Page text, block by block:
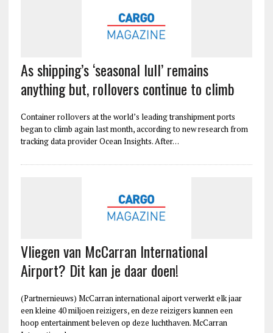
As shipping’s ‘seasonal lull’ remains
anything but, rollovers continue to climb
Container rollovers at the world’s leading transhipment ports
began to climb again last month, according to new research from
tracking data provider Ocean Insights. After…
Vliegen van McCarran International
Airport? Dit kan je daar doen!
(Partnernieuws) McCarran international aiport verwerkt elk jaar
een kleine 40 miljoen reizigers, en deze reizigers kunnen een
hoop entertainment beleven op deze luchthaven. McCarran